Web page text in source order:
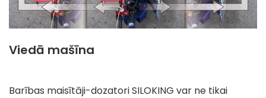
Viedā mašīna
Barības maisītāji-dozatori SILOKING var ne tikai